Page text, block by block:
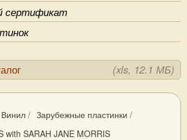
сертификат
(xls, 12.1 МБ)
Винил / Зарубежные пластинки /
with SARAH JANE MORRIS